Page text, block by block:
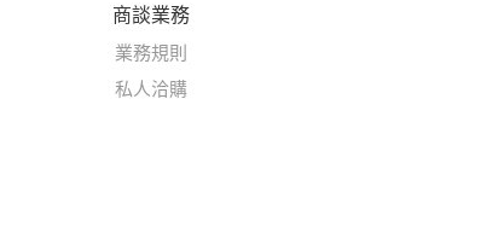
商談業務
業務規則
私人洽購